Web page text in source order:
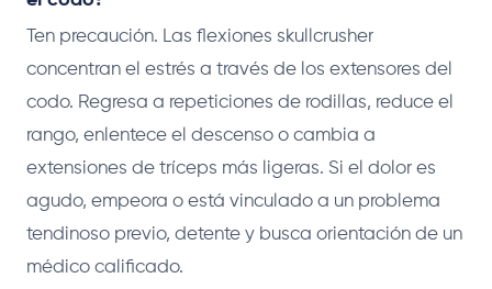
Ten precaución. Las flexiones skullcrusher
concentran el estrés a través de los extensores del
codo. Regresa a repeticiones de rodillas, reduce el
rango, enlentece el descenso o cambia a
extensiones de tríceps más ligeras. Si el dolor es
agudo, empeora o está vinculado a un problema
tendinoso previo, detente y busca orientación de un
médico calificado.